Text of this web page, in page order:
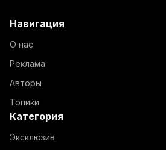
Навигация
О нас
Реклама
Авторы
Топики
Категория
Эксклюзив